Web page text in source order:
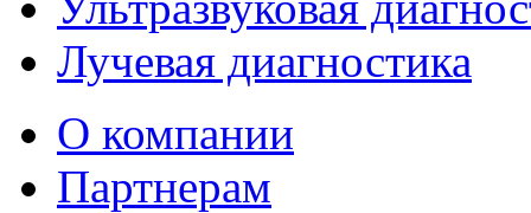
Лучевая диагностика
О компании
Партнерам